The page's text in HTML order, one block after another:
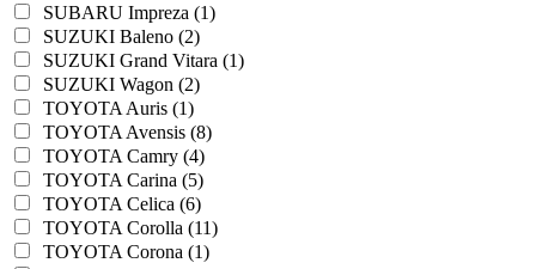
SUBARU Impreza (1)
SUZUKI Baleno (2)
SUZUKI Grand Vitara (1)
SUZUKI Wagon (2)
TOYOTA Auris (1)
TOYOTA Avensis (8)
TOYOTA Camry (4)
TOYOTA Carina (5)
TOYOTA Celica (6)
TOYOTA Corolla (11)
TOYOTA Corona (1)